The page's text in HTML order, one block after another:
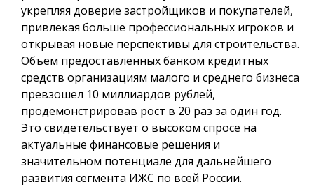
укрепляя доверие застройщиков и покупателей,
привлекая больше профессиональных игроков и
открывая новые перспективы для строительства.
Объем предоставленных банком кредитных
средств организациям малого и среднего бизнеса
превзошел 10 миллиардов рублей,
продемонстрировав рост в 20 раз за один год.
Это свидетельствует о высоком спросе на
актуальные финансовые решения и
значительном потенциале для дальнейшего
развития сегмента ИЖС по всей России.